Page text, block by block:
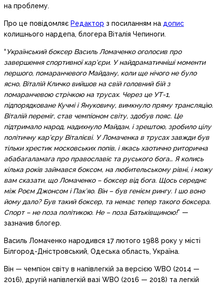
на проблему.
Про це повідомляє Редактор з посиланням на допис
колишнього нардепа, блогера Віталія Чепиноги.
“Український боксер Василь Ломаченко оголосив про
завершення спортивної кар’єри. У найдраматичніші моменти
першого, помаранчевого Майдану, коли ще нічого не було
ясно, Віталій Кличко вийшов на свій головний бій з
помаранчевою стрічкою на трусах. Через це УТ-1,
підпорядковане Кучмі і Януковичу, вимкнуло пряму трансляцію.
Віталій переміг, став чемпіоном світу, здобув пояс. Це
підтримало народ, надихнуло Майдан, і зрештою, зробило цілу
політичну кар’єру Віталієві. У Ломаченка в трусах завжди був
тільки хрестик московських попів, і якась хаотично риторична
абабагаламага про православіє та руського бога… Я колись
кілька років займався боксом, на любительському рівні, і можу
вам сказати, що Ломаченко – боксер від бога. Щось середнє
між Роєм Джонсом і Пак’яо. Він – був генієм рингу. І шо воно
йому дало? Був такий боксер, та немає тепер такого боксера.
Спорт – не поза політикою. Не – поза Батьківщиною!” —
зазначив блогер.
Василь Ломаченко народився 17 лютого 1988 року у місті
Білгород-Дністровський, Одеська область, Україна.
Він — чемпіон світу в напівлегкій за версією WBO (2014 —
2016), другій напівлегкій вазі WBO (2016 — 2018) та легкій